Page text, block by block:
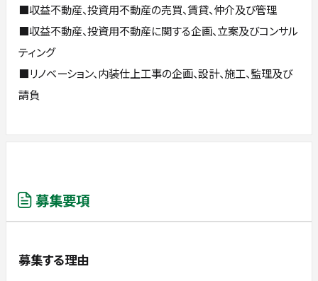
■収益不動産、投資用不動産の売買、賃貸、仲介及び管理
■収益不動産、投資用不動産に関する企画、立案及びコンサル
ティング
■リノベーション、内装仕上工事の企画、設計、施工、監理及び
請負
募集要項
募集する理由